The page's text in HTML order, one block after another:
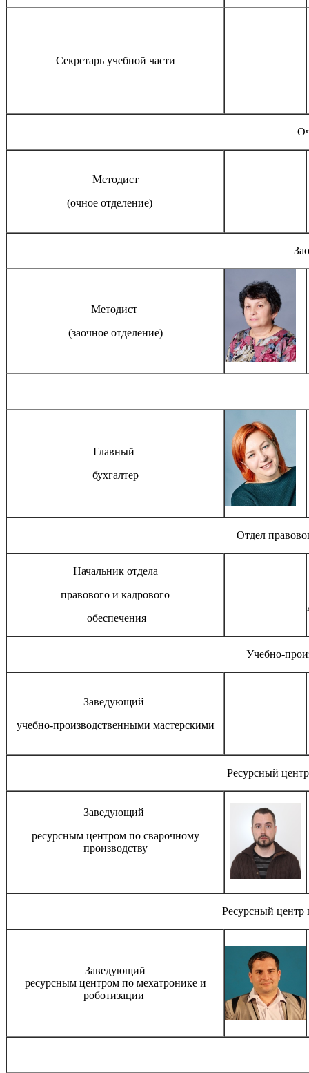
Секретарь учебной части
Методист
(очное отделение)
Методист
(заочное отделение)
Главный
бухгалтер
Отдел
Начальник отдела
правового и кадрового
обеспечения
Учебно-
Заведующий
учебно-производственными мастерскими
Ресурсный
Заведующий
ресурсным центром по сварочному
производству
Ресурсный центр
Заведующий
ресурсным центром по мехатронике и
роботизации